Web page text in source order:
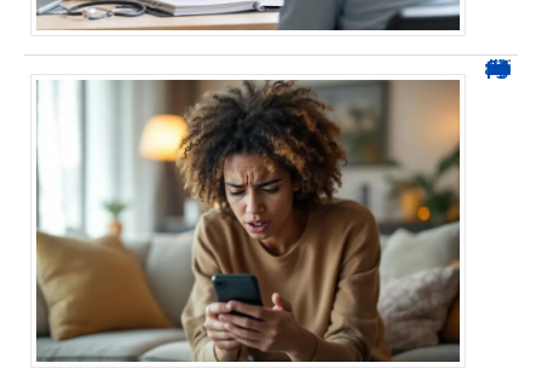
0424 démarchage : reconnaître l’appel et agir sans se tromper